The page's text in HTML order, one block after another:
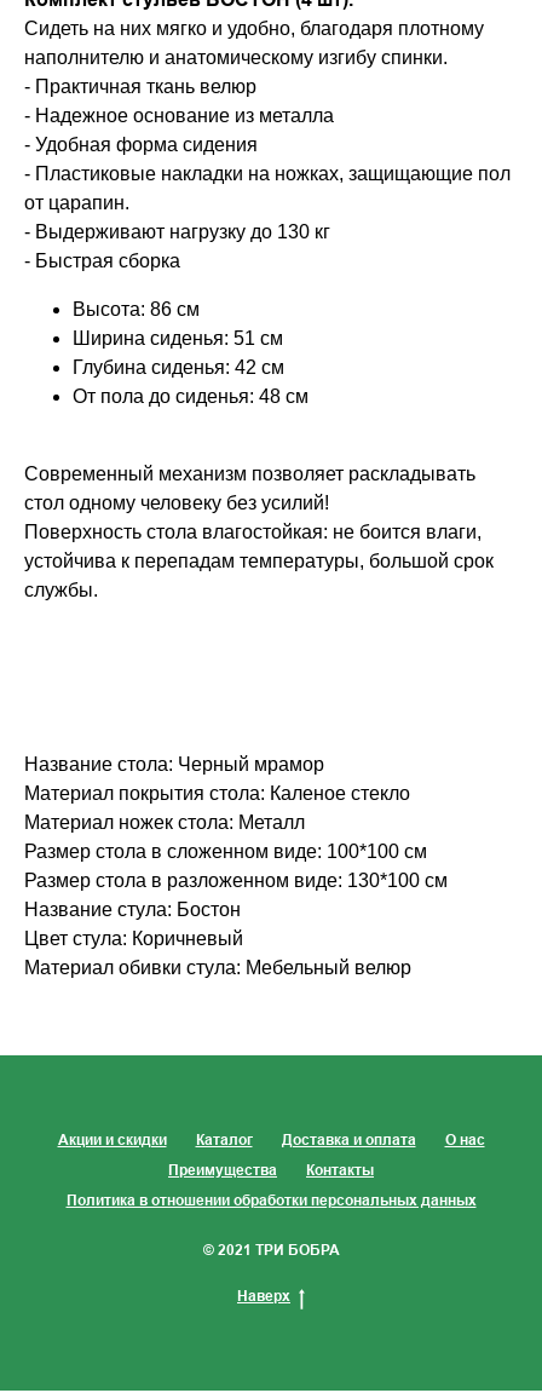
Сидеть на них мягко и удобно, благодаря плотному
наполнителю и анатомическому изгибу спинки.
- Практичная ткань велюр
- Надежное основание из металла
- Удобная форма сидения
- Пластиковые накладки на ножках, защищающие пол
от царапин.
- Выдерживают нагрузку до 130 кг
- Быстрая сборка
Высота: 86 см
Ширина сиденья: 51 см
Глубина сиденья: 42 см
От пола до сиденья: 48 см
Современный механизм позволяет раскладывать
стол одному человеку без усилий!
Поверхность стола влагостойкая: не боится влаги,
устойчива к перепадам температуры, большой срок
службы.
Название стола: Черный мрамор
Материал покрытия стола: Каленое стекло
Материал ножек стола: Металл
Размер стола в сложенном виде: 100*100 см
Размер стола в разложенном виде: 130*100 см
Название стула: Бостон
Цвет стула: Коричневый
Материал обивки стула: Мебельный велюр
Акции и скидки Каталог Доставка и оплата
О нас
Преимущества
Контакты
Политика в отношении обработки персональных данных
© 2021 ТРИ БОБРА
Наверх